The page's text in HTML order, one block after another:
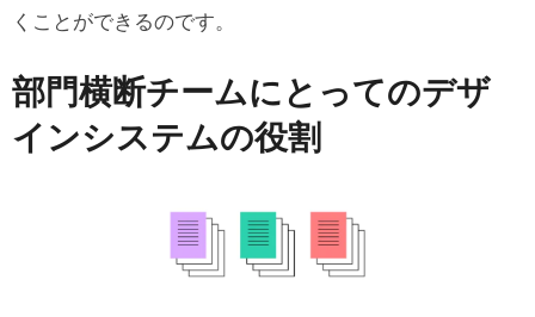
くことができるのです。
部門横断チームにとってのデザ
インシステムの役割